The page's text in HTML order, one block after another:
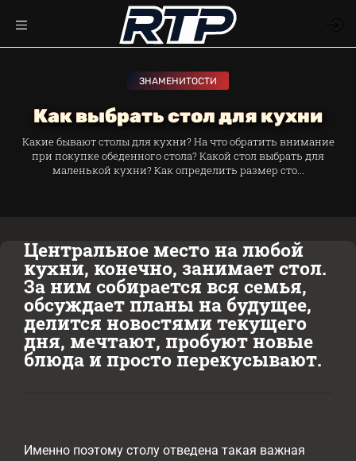
ЗНАМЕНИТОСТИ
Как выбрать стол для кухни
Какие бывают столы для кухни? На что обратить внимание
при покупке обеденного стола? Какой стол выбрать для
маленькой кухни? Как определить размер сто...
Центральное место на любой
кухни, конечно, занимает стол.
За ним собирается вся семья,
обсуждает планы на будущее,
делится новостями текущего
дня, мечтают, пробуют новые
блюда и просто перекусывают.
Именно поэтому столу отведена такая важная